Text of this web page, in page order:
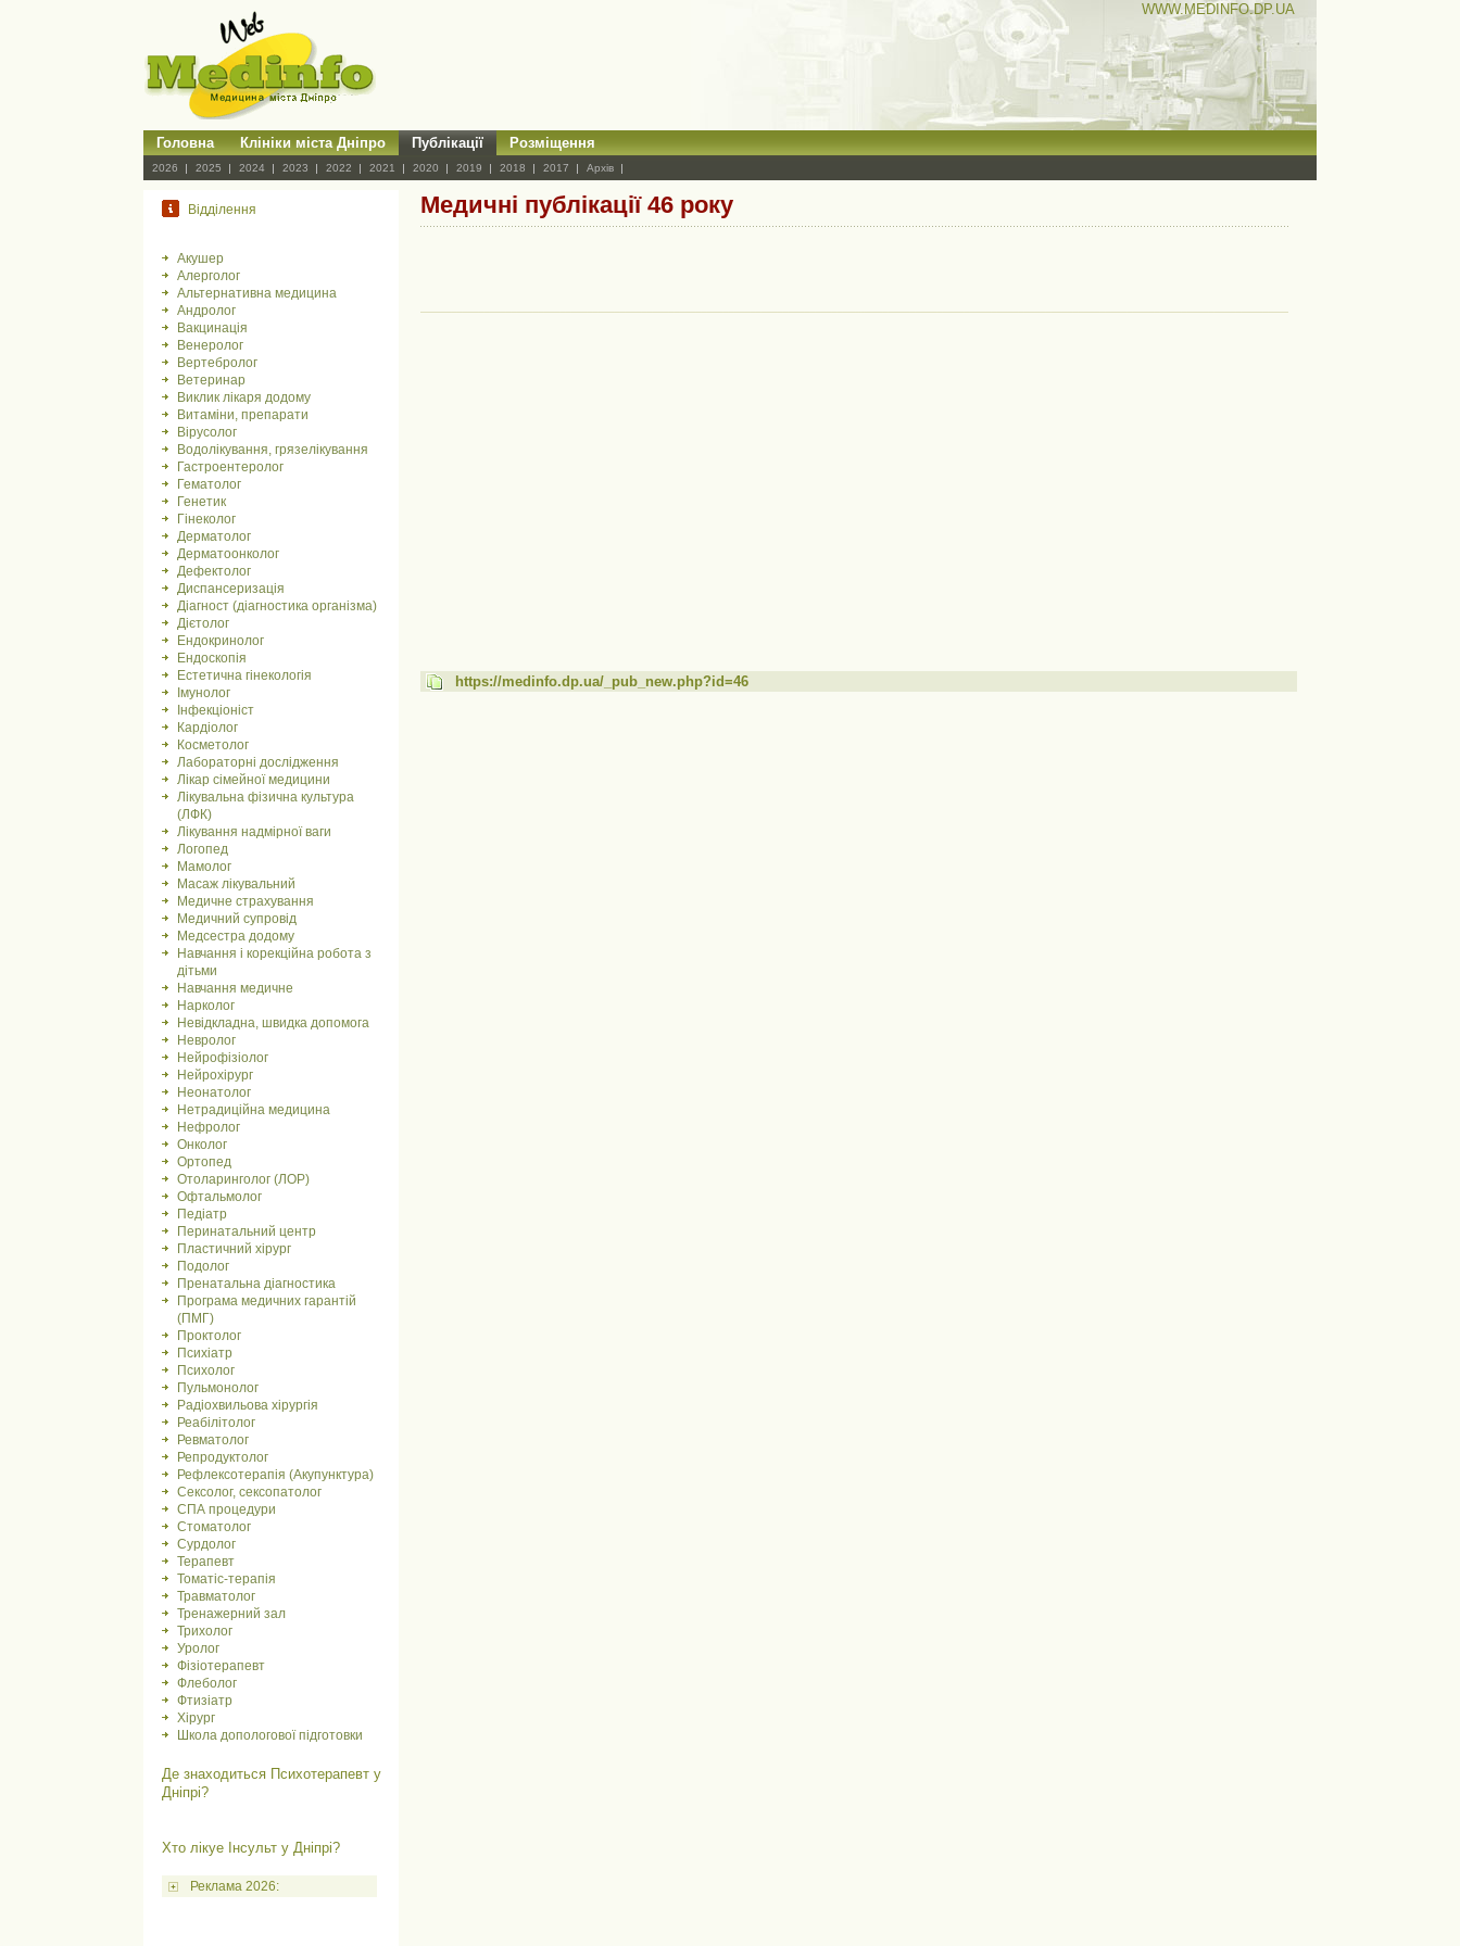
WWW.MEDINFO.DP.UA
Головна Клініки міста Дніпро Публікації Розміщення
2026 2025 2024 2023 2022 2021 2020 2019 2018 2017 Архів
Відділення
Акушер
Алерголог
Альтернативна медицина
Андролог
Вакцинація
Венеролог
Вертебролог
Ветеринар
Виклик лікаря додому
Витаміни, препарати
Вірусолог
Водолікування, грязелікування
Гастроентеролог
Гематолог
Генетик
Гінеколог
Дерматолог
Дерматоонколог
Дефектолог
Диспансеризація
Діагност (діагностика організма)
Дієтолог
Ендокринолог
Ендоскопія
Естетична гінекологія
Імунолог
Інфекціоніст
Кардіолог
Косметолог
Лабораторні дослідження
Лікар сімейної медицини
Лікувальна фізична культура
(ЛФК)
Лікування надмірної ваги
Логопед
Мамолог
Масаж лікувальний
Медичне страхування
Медичний супровід
Медсестра додому
Навчання і корекційна робота з
дітьми
Навчання медичне
Нарколог
Невідкладна, швидка допомога
Невролог
Нейрофізіолог
Нейрохірург
Неонатолог
Нетрадиційна медицина
Нефролог
Онколог
Ортопед
Отоларинголог (ЛОР)
Офтальмолог
Педіатр
Перинатальний центр
Пластичний хірург
Подолог
Пренатальна діагностика
Програма медичних гарантій
(ПМГ)
Проктолог
Психіатр
Психолог
Пульмонолог
Радіохвильова хірургія
Реабілітолог
Ревматолог
Репродуктолог
Рефлексотерапія (Акупунктура)
Сексолог, сексопатолог
СПА процедури
Стоматолог
Сурдолог
Терапевт
Томатіс-терапія
Травматолог
Тренажерний зал
Трихолог
Уролог
Фізіотерапевт
Флеболог
Фтизіатр
Хірург
Школа допологової підготовки
Де знаходиться Психотерапевт у
Дніпрі?
Хто лікуе Інсульт у Дніпрі?
Реклама 2026:
Медичні публікації 46 року
https://medinfo.dp.ua/_pub_new.php?id=46